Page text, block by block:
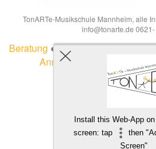
TonARTe-Musikschule Mannheim, alle
info@tonarte.de
Beratung ●Impressum●
Anmeldung
Install this Web-App
screen: tap
then
Screen"